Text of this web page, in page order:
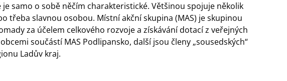
samo o sobě něčím charakteristické. Většinou spojuje několik
třeba slavnou osobou. Místní akční skupina (MAS) je skupinou
za účelem celkového rozvoje a získávání dotací z veřejných
součástíMAS Podlipansko, další jsou členy „sousedských“
Ladův kraj.